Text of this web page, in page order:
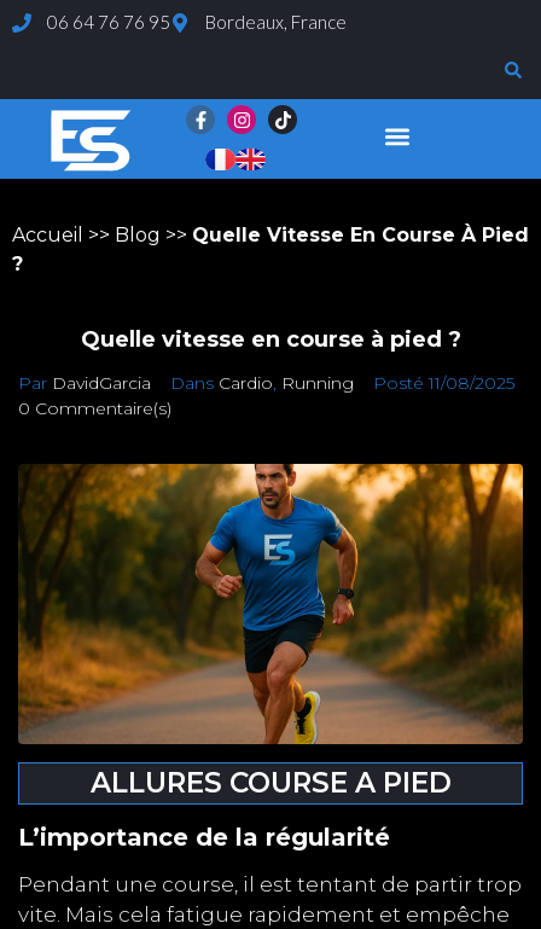
06 64 76 76 95 Bordeaux, France
Accueil >> Blog >> Quelle Vitesse En Course À Pied
?
Quelle vitesse en course à pied ?
Par DavidGarcia Dans Cardio, Running Posté11/08/2025
0 Commentaire(s)
ALLURES COURSE A PIED
L’importance de la régularité
Pendant une course, il est tentant de partir trop
vite. Mais cela fatigue rapidement et empêche